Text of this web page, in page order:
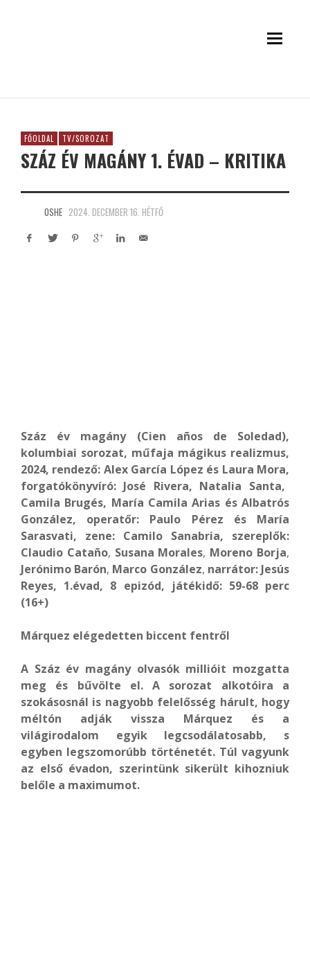
FŐOLDAL TV/SOROZAT
SZÁZ ÉV MAGÁNY 1. ÉVAD – KRITIKA
OSHE 2024. DECEMBER 16. HÉTFŐ
Száz év magány (Cien años de Soledad),
kolumbiai sorozat, műfaja mágikus realizmus,
2024, rendező: Alex García López és Laura Mora,
forgatókönyvíró: José Rivera, Natalia Santa,
Camila Brugés, María Camila Arias és Albatrós
González,
operatőr: Paulo Pérez és María
Sarasvati, zene: Camilo Sanabria,
szereplők:
Claudio Cataño, Susana Morales, Moreno Borja,
Jerónimo Barón, Marco González, narrátor: Jesús
Reyes, 1.évad, 8 epizód, játékidő: 59-68 perc
(16+)
Márquez elégedetten biccent fentről
A Száz év magány olvasók millióit mozgatta
meg és bűvölte el. A sorozat alkotóira a
szokásosnál is nagyobb felelősség hárult, hogy
méltón adják vissza Márquez és a
világirodalom egyik legcsodálatosabb, s
egyben legszomorúbb történetét. Túl vagyunk
az első évadon, szerintünk sikerült kihozniuk
belőle a maximumot.